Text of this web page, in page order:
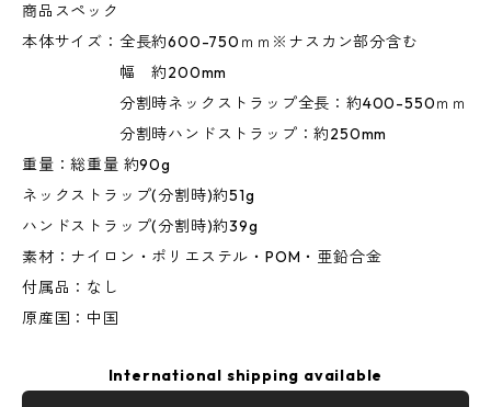
商品スペック
本体サイズ：全長約600-750ｍｍ※ナスカン部分含む
幅 約200mm
分割時ネックストラップ全長：約400-550ｍｍ
分割時ハンドストラップ：約250mm
重量：総重量 約90g
ネックストラップ(分割時)約51g
ハンドストラップ(分割時)約39g
素材：ナイロン・ポリエステル・POM・亜鉛合金
付属品：なし
原産国：中国
International shipping available